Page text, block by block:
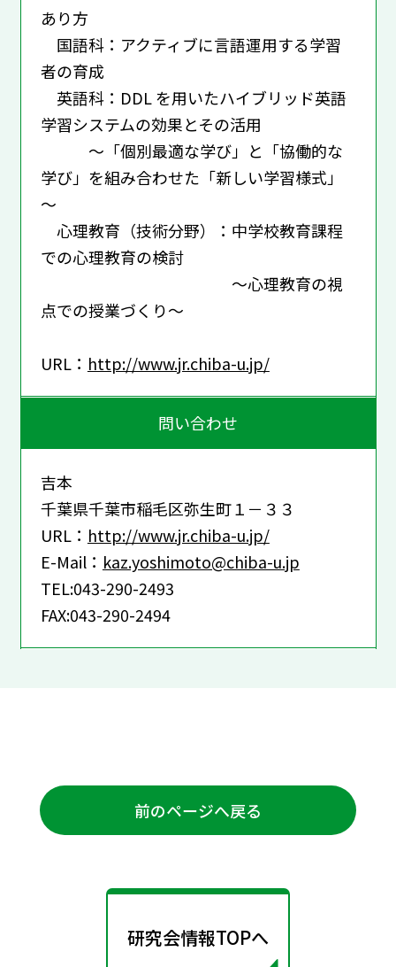
あり方
国語科：アクティブに言語運用する学習
者の育成
英語科：DDL を用いたハイブリッド英語
学習システムの効果とその活用
～「個別最適な学び」と「協働的な
学び」を組み合わせた「新しい学習様式」
～
心理教育（技術分野）：中学校教育課程
での心理教育の検討
～心理教育の視
点での授業づくり～
URL： http://www.jr.chiba-u.jp/
問い合わせ
吉本
千葉県千葉市稲毛区弥生町１－３３
URL： http://www.jr.chiba-u.jp/
E-Mail： kaz.yoshimoto@chiba-u.jp
TEL:043-290-2493
FAX:043-290-2494
前のページへ戻る
研究会情報TOPへ